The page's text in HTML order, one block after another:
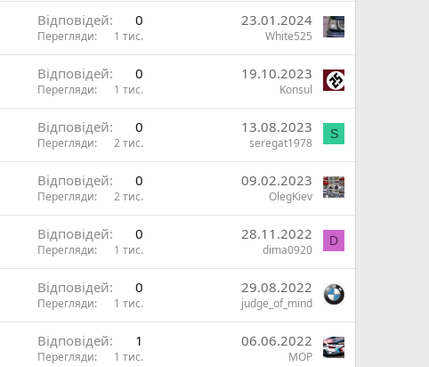
Відповідей 0
Перегляди 1 тис.
23.01.2024
White525
Відповідей 0
Перегляди 1 тис.
19.10.2023
Konsul
Відповідей 0
Перегляди 2 тис.
13.08.2023
seregat1978
S
Відповідей 0
Перегляди 2 тис.
09.02.2023
OlegKiev
Відповідей 0
Перегляди 1 тис.
28.11.2022
dima0920
D
Відповідей 0
Перегляди 1 тис.
29.08.2022
judge_of_mind
Відповідей 1
Перегляди 1 тис.
06.06.2022
MOP